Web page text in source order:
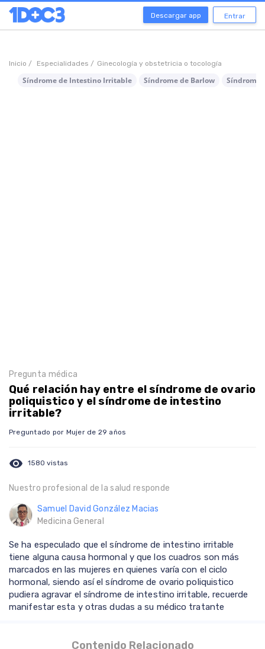
Descargar app Entrar
Inicio / Especialidades / Ginecología y obstetricia o tocología
Síndrome de Intestino Irritable Síndrome de Barlow Síndrome
Pregunta médica
Qué relación hay entre el síndrome de ovario
poliquistico y el síndrome de intestino
irritable?
Preguntado por Mujer de 29 años
visibility 1580 vistas
Nuestro profesional de la salud responde
Samuel David González Macias
Medicina General
Se ha especulado que el síndrome de intestino irritable
tiene alguna causa hormonal y que los cuadros son más
marcados en las mujeres en quienes varía con el ciclo
hormonal, siendo así el síndrome de ovario poliquistico
pudiera agravar el síndrome de intestino irritable, recuerde
manifestar esta y otras dudas a su médico tratante
Contenido Relacionado